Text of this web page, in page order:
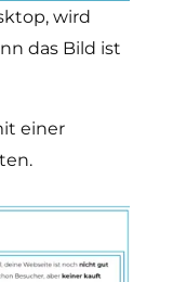
wird
das Bild ist
einer